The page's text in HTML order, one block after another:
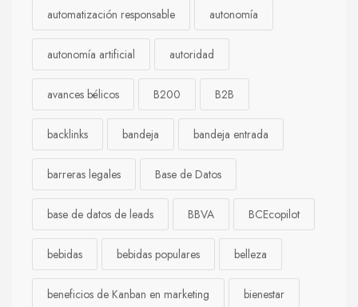
automatización responsable autonomía
autonomía artificial autoridad
avances bélicos B200 B2B
backlinks bandeja bandeja entrada
barreras legales Base de Datos
base de datos de leads BBVA BCEcopilot
bebidas bebidas populares belleza
beneficios de Kanban en marketing bienestar